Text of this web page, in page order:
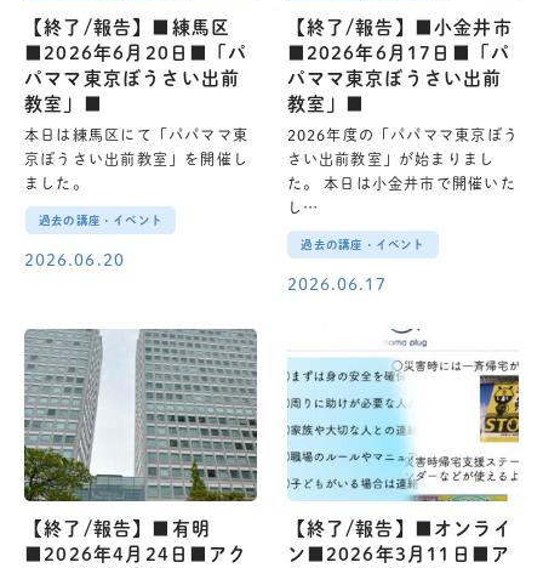
【終了/報告】■練馬区
■2026年6月20日■「パ
パママ東京ぼうさい出前
教室」■
本日は練馬区にて「パパママ東
京ぼうさい出前教室」を開催し
ました。
過去の講座・イベント
2026.06.20
【終了/報告】■小金井市
■2026年6月17日■「パ
パママ東京ぼうさい出前
教室」■
2026年度の「パパママ東京ぼう
さい出前教室」が始まりまし
た。 本日は小金井市で開催いた
し…
過去の講座・イベント
2026.06.17
【終了/報告】■有明
■2026年4月24日■アク
【終了/報告】■オンライ
ン■2026年3月11日■ア